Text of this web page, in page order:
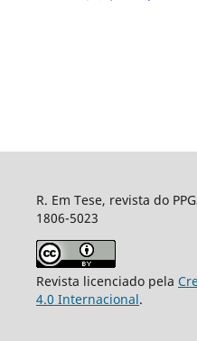
R. Em Tese, revista do
1806-5023
Revista licenciado pela
4.0 Internacional.